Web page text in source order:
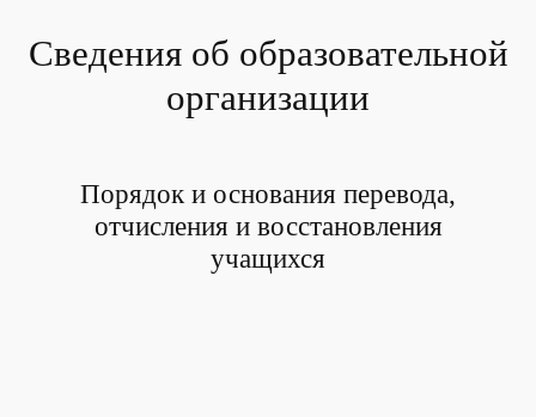
Перейти
Сведения об образовательной
организации
Порядок и основания перевода,
отчисления и восстановления
учащихся